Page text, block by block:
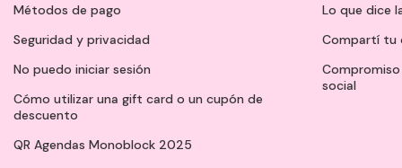
Métodos de pago
Seguridad y privacidad
No puedo iniciar sesión
Cómo utilizar una gift card o un cupón de
descuento
QR Agendas Monoblock 2025
Lo que dice
Compartí tu
social